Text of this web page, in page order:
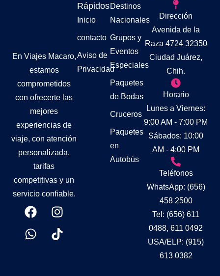
En Viajes Macaro,
estamos
comprometidos
con ofrecerte las
mejores
experiencias de
viaje, con atención
personalizada,
tarifas
competitivas y un
servicio confiable.
Destinos
Nacionales
Grupos y
Eventos
Especiales
Paquetes
de Bodas
Cruceros
Paquetes
en
Autobús
Rápidos
Inicio
contacto
Aviso de
Privacidad
Dirección
Avenida de la
Raza 4724 32350
Ciudad Juárez,
Chih.
Horario
Lunes a Viernes:
9:00 AM - 7:00 PM
Sábados: 10:00
AM - 4:00 PM
Teléfonos
WhatsApp: (656)
458 2500
Tel: (656) 611
0488, 611 0492
USA/ELP: (915)
613 0382